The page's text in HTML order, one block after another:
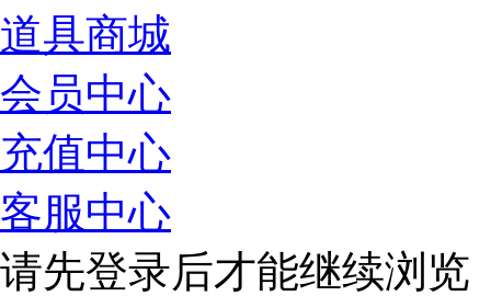
道具商城
会员中心
充值中心
客服中心
请先登录后才能继续浏览